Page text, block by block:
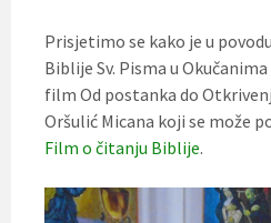
Prisjetimo se kako je u
Biblije Sv. Pisma u
film Od postanka do
Oršulić Micana koji se može
Film o čitanju Biblije.